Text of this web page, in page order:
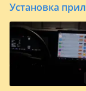
Установка